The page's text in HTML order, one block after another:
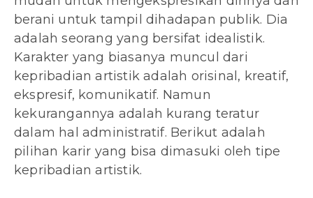
berani untuk tampil dihadapan publik. Dia
adalah seorang yang bersifat idealistik.
Karakter yang biasanya muncul dari
kepribadian artistik adalah orisinal, kreatif,
ekspresif, komunikatif. Namun
kekurangannya adalah kurang teratur
dalam hal administratif. Berikut adalah
pilihan karir yang bisa dimasuki oleh tipe
kepribadian artistik.